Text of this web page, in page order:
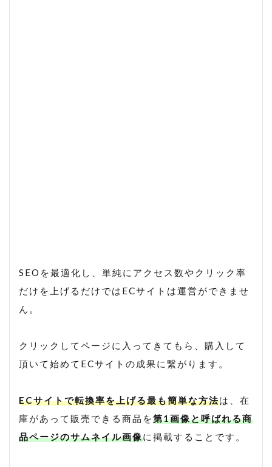
SEOを最適化し、単純にアクセス数やクリック率
だけを上げるだけではECサイトは運営ができませ
ん。
クリックしてページに入ってきてもら、購入して
頂いて始めてECサイトの成果に繋がります。
ECサイトで転換率を上げる最も簡単な方法は、在
庫があって販売できる商品を第1画像と呼ばれる商
品ページのサムネイル画像に掲載することです。